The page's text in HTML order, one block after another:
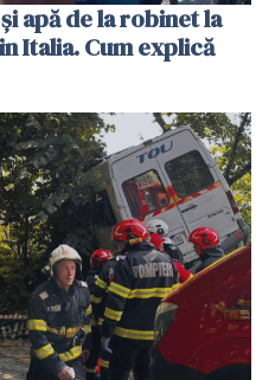
apă de la robinet la
Italia. Cum explică